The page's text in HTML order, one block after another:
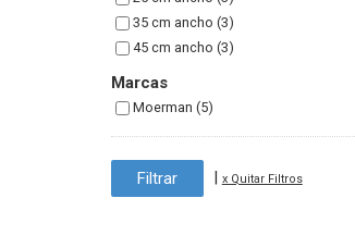
35 cm ancho (3)
45 cm ancho (3)
Marcas
Moerman (5)
| x Quitar Filtros